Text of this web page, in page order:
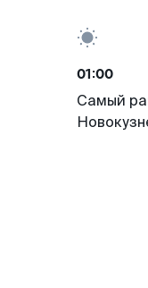
01:00
Самый